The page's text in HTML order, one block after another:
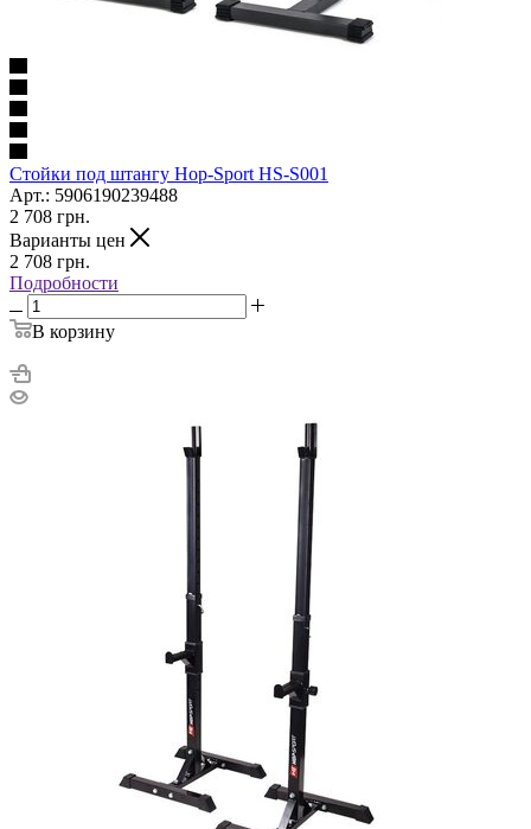
Стойки под штангу Hop-Sport HS-S001
Арт.: 5906190239488
2 708 грн.
Варианты цен
2 708 грн.
Подробности
В корзину